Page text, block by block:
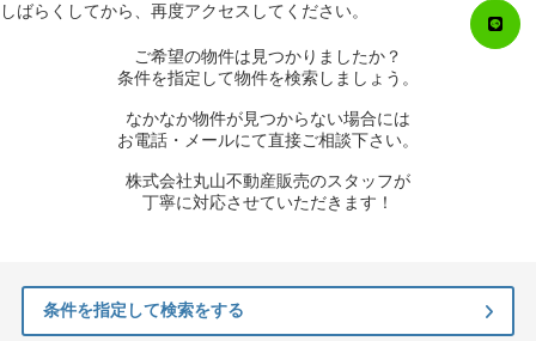
しばらくしてから、再度アクセスしてください。
ご希望の物件は見つかりましたか？
条件を指定して物件を検索しましょう。
なかなか物件が見つからない場合には
お電話・メールにて直接ご相談下さい。
株式会社丸山不動産販売のスタッフが
丁寧に対応させていただきます！
条件を指定して検索をする